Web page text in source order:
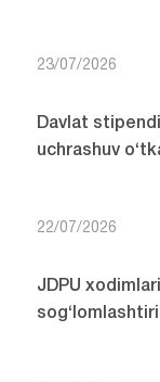
23/07/2026
Davlat
uchrashuv
22/07/2026
JDPU